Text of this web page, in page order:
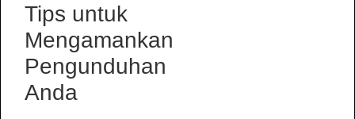
Tips untuk
Mengamankan
Pengunduhan
Anda